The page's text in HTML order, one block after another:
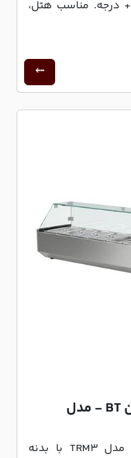
اواپراتوری و بازه دمایی 1+ تا 5+ درجه. مناسب هتل،
کانتر تاپینگ رومیزی 10 لگن BT - مدل
خرید کانتر تاپینگ رومیزی BT مدل TRM3 با بدنه